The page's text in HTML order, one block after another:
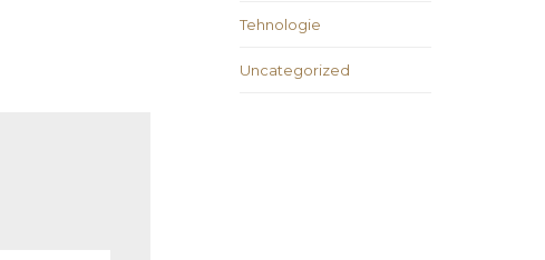
Tehnologie
Uncategorized